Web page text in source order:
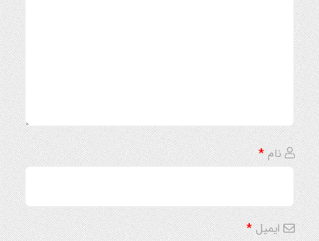
نام*
ایمیل*